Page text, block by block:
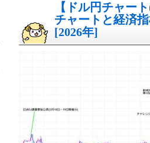
【ドル円チャー
チャートと経済
[2026年]